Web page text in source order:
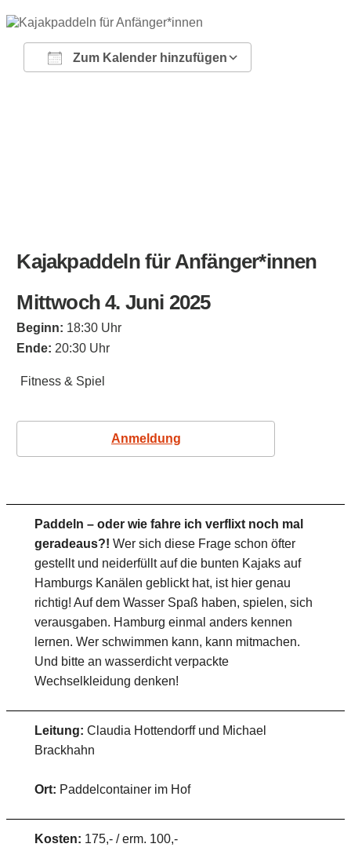
Zum Kalender hinzufügen
Kajakpaddeln für Anfänger*innen
Mittwoch 4. Juni 2025
Beginn: 18:30 Uhr
Ende:20:30 Uhr
Fitness & Spiel
Anmeldung
Paddeln – oder wie fahre ich verflixt noch mal
geradeaus?! Wer sich diese Frage schon öfter
gestellt und neiderfüllt auf die bunten Kajaks auf
Hamburgs Kanälen geblickt hat, ist hier genau
richtig! Auf dem Wasser Spaß haben, spielen, sich
verausgaben. Hamburg einmal anders kennen
lernen. Wer schwimmen kann, kann mitmachen.
Und bitte an wasserdicht verpackte
Wechselkleidung denken!
Leitung: Claudia Hottendorff und Michael
Brackhahn
Ort: Paddelcontainer im Hof
Kosten: 175,- / erm. 100,-